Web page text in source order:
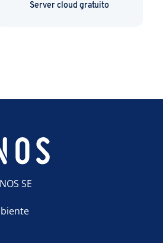
Server cloud gratuito
SE